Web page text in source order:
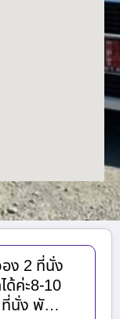
ง 2 ที่นั่ง
ด้ค่ะ8-10
ที่นั่ง พั…